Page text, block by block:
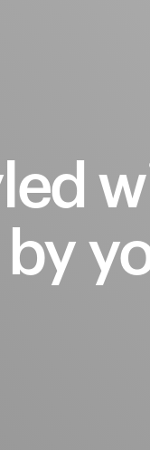
by